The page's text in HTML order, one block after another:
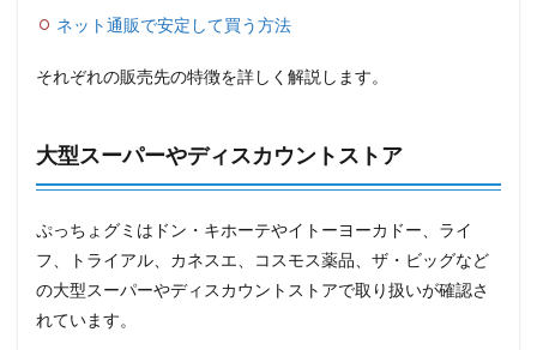
ネット通販で安定して買う方法
それぞれの販売先の特徴を詳しく解説します。
大型スーパーやディスカウントストア
ぷっちょグミはドン・キホーテやイトーヨーカドー、ライ
フ、トライアル、カネスエ、コスモス薬品、ザ・ビッグなど
の大型スーパーやディスカウントストアで取り扱いが確認さ
れています。